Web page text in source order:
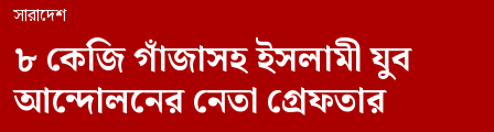
সারাদেশ
৮ কেজি গাঁজাসহ ইসলামী যুব
আন্দোলনের নেতা গ্রেফতার